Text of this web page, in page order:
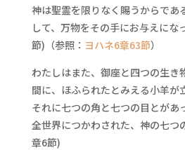
神は聖霊を限りなく賜うからであ
して、万物をその手にお与えに
節)（参照： ヨハネ6章63節）
わたしはまた、御座と四つの生き
間に、ほふられたとみえる小羊が
それに七つの角と七つの目とがあ
全世界につかわされた、神の七つ
章6節)